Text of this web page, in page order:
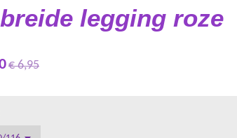
legging roze
€ 6,95